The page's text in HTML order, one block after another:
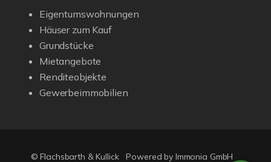
Eigentumswohnungen
Häuser zum Kauf
Grundstücke
Mietangebote
Renditeobjekte
Gewerbeimmobilien
© Flachsbarth & Kullick Powered by Immonia GmbH